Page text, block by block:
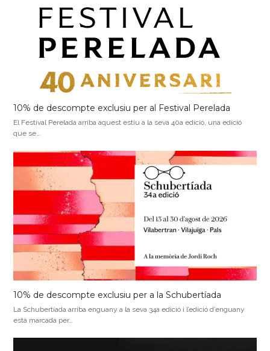
10% de descompte exclusiu per al Festival Perelada
El Festival Perelada arriba aquest estiu a la seva 40a edició, una edició
que se…
10% de descompte exclusiu per a la Schubertíada
La Schubertíada arriba enguany a la seva 34a edició i l’edició d’enguany
està marcada per…